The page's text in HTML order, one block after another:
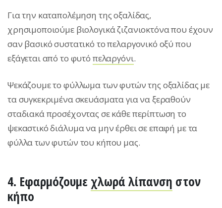
Για την καταπολέμηση της οξαλίδας,
χρησιμοποιούμε βιολογικά ζιζανιοκτόνα που έχουν
σαν βασικό συστατικό το πελαργονικό οξύ που
εξάγεται από το φυτό πελαργόνι.
Ψεκάζουμε το φύλλωμα των φυτών της οξαλίδας με
τα συγκεκριμένα σκευάσματα για να ξεραθούν
σταδιακά προσέχοντας σε κάθε περίπτωση το
ψεκαστικό διάλυμα να μην έρθει σε επαφή με τα
φύλλα των φυτών του κήπου μας.
4. Εφαρμόζουμε χλωρά λίπανση στον
κήπο